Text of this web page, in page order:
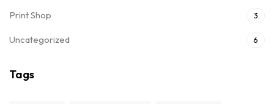
Print Shop 3
Uncategorized 6
Tags